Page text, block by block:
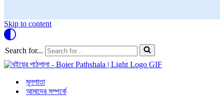
Skip to content
Search for...
মূলপাতা
আমাদের সম্পর্কে